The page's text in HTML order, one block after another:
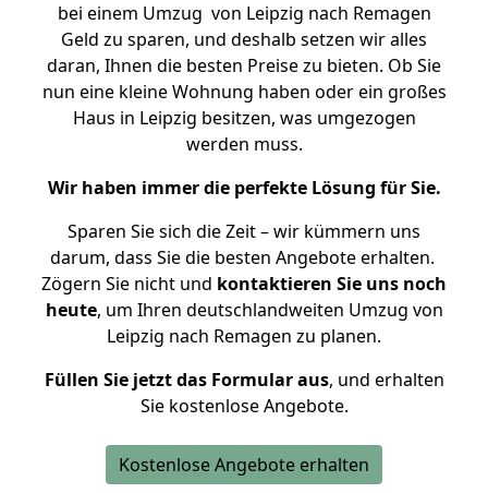
bei einem Umzug von Leipzig nach Remagen
Geld zu sparen, und deshalb setzen wir alles
daran, Ihnen die besten Preise zu bieten. Ob Sie
nun eine kleine Wohnung haben oder ein großes
Haus in Leipzig besitzen, was umgezogen
werden muss.
Wir haben immer die perfekte Lösung für Sie.
Sparen Sie sich die Zeit – wir kümmern uns
darum, dass Sie die besten Angebote erhalten.
Zögern Sie nicht und kontaktieren Sie uns noch
heute, um Ihren deutschlandweiten Umzug von
Leipzig nach Remagen zu planen.
Füllen Sie jetzt das Formular aus, und erhalten
Sie kostenlose Angebote.
Kostenlose Angebote erhalten